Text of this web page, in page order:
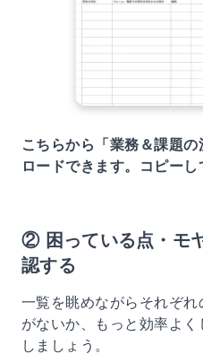
こちらから「業務＆課題
ロードできます。コピー
② 困っている点・モ
認する
一覧を眺めながらそれぞ
がないか、もっと効率よ
しましょう。